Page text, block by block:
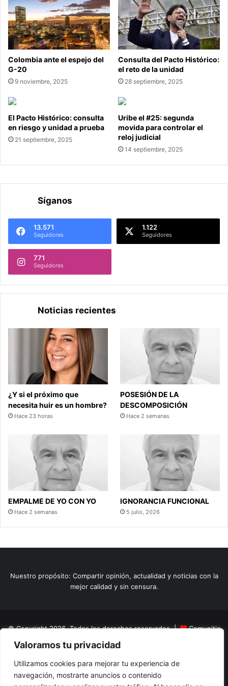
Valoramos tu privacidad
Utilizamos cookies para mejorar tu experiencia de
navegación, mostrarte anuncios o contenido
Colombia ante el espejo del
G-20
9 noviembre, 2025
Consulta del Pacto Histórico:
el reto de la unidad
28 septiembre, 2025
El Pacto Histórico: consulta
en riesgo y unidad a prueba
21 septiembre, 2025
Uribe el #25: segunda
movida para controlar el
reloj judicial
14 septiembre, 2025
Síganos
13.571
Seguidores
1.122
Seguidores
771
Seguidores
Noticias recientes
¿Y si el próximo que
necesita huir es un hombre?
Hace 23 horas
POSESIÓN DE LA
DESCOMPOSICIÓN
Hace 2 semanas
EMPALME DE YO CON YO
Hace 2 semanas
IGNORANCIA FUNCIONAL
5 julio, 2026
Nuestro propósito: Compartir opinión, actualidad y noticias con la
mejor calidad y sin censura.
© Copyright 2026, Todos los derechos reservados |
Comunitic
SAS BICNit 901228106
Home
Actualidad Variedades Opinion Turismo
El Tinteadero
Caricaturas Reportajes